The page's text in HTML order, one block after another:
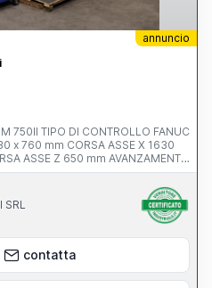
annuncio
FANUC
x 760 mm CORSA ASSE X 1630
ASSE Z 650 mm AVANZAMENTO
CE 2017 PESO 13500
SRL
contatta